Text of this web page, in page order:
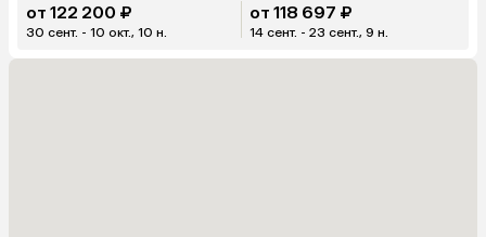
от 122 200 ₽
30 сент. - 10 окт., 10 н.
от 118 697 ₽
14 сент. - 23 сент., 9 н.